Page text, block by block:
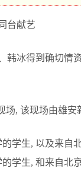
台献艺
冰得到确切情
场, 该现场由雄安
学生, 以及来
学生, 和来自